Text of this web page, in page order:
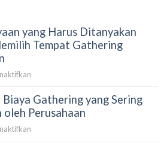
yang Harus Ditanyakan
Tempat Gathering
Pertanyaan
yang
Biaya Gathering yang Sering
oleh Perusahaan